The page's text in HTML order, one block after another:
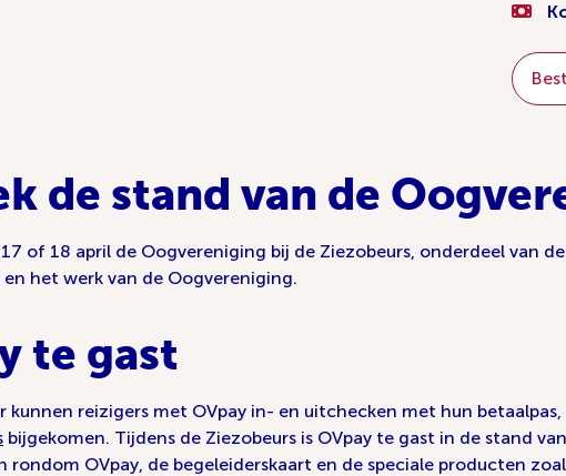
de stand van de
of 18 april de Oogvereniging bij de Ziezobeurs, onderdeel van
het werk van de Oogvereniging.
te gast
kunnen reizigers met OVpay in- en uitchecken met hun
bijgekomen. Tijdens de Ziezobeurs is OVpay te gast in de stand
rondom OVpay, de begeleiderskaart en de speciale producten